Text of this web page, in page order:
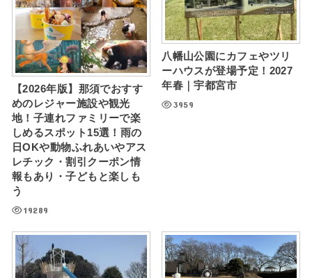
【2026年版】那須でおすす
めのレジャー施設や観光
地！子連れファミリーで楽
しめるスポット15選！雨の
日OKや動物ふれあいやアス
レチック・割引クーポン情
報もあり・子どもと楽しも
う
19289
八幡山公園にカフェやツリ
ーハウスが登場予定！2027
年春｜宇都宮市
3959